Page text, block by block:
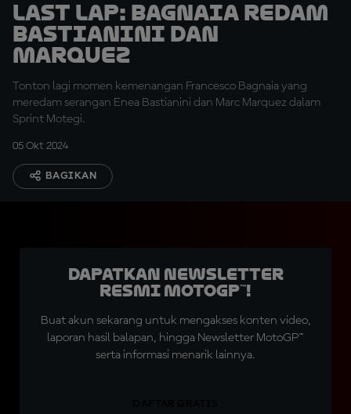
LAST LAP: Bagnaia Redam
Bastianini dan
Marquez
Tonton lagi momen kemenangan Francesco Bagnaia yang
meredam serangan Enea Bastianini dan Marc Marquez dalam
Sprint Motegi.
05 Okt 2024
BAGIKAN
Dapatkan Newsletter
Resmi MotoGP™!
Buat akun sekarang untuk mengakses konten video,
laporan hasil balapan, hingga Newsletter MotoGP™
serta informasi menarik lainnya.